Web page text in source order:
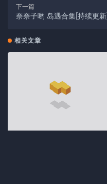
下一篇
奈奈子哟 岛遇合集[持续更新]
相关文章